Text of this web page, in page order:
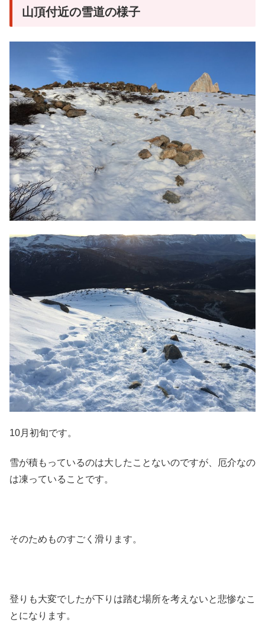
山頂付近の雪道の様子
10月初旬です。
雪が積もっているのは大したことないのですが、厄介なの
は凍っていることです。
そのためものすごく滑ります。
登りも大変でしたが下りは踏む場所を考えないと悲惨なこ
とになります。